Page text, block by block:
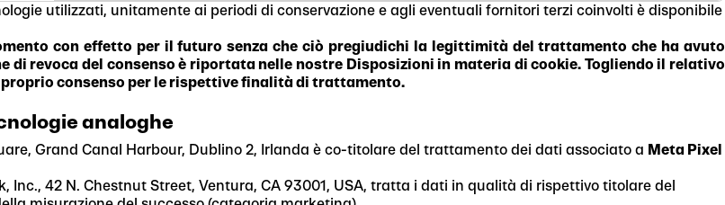
utilizzati, unitamente ai periodi di conservazione e agli eventuali fornitori terzi coinvolti è disponibile
con effetto per il futuro senza che ciò pregiudichi la legittimità del trattamento che ha avuto
di revoca del consenso è riportata nelle nostre Disposizioni in materia di cookie. Togliendo il relativo
consenso per le rispettive finalità di trattamento.
analoghe
Grand Canal Harbour, Dublino 2, Irlanda è co-titolare del trattamento dei dati associato a Meta Pixel
42 N. Chestnut Street, Ventura, CA 93001, USA, tratta i dati in qualità di rispettivo titolare del